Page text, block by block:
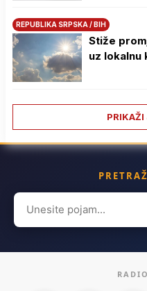
REPUBLIKA SRPSKA / BIH
Stiže
uz lokalnu
Search
for: